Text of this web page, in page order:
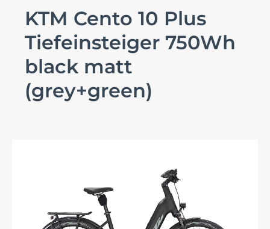
KTM Cento 10 Plus
Tiefeinsteiger 750Wh
black matt
(grey+green)